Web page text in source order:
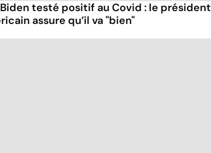
testé positif au Covid : le président
assure qu’il va "bien"